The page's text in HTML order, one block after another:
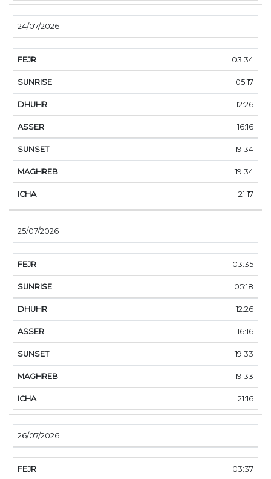
24/07/2026
03:34
05:17
12:26
16:16
19:34
19:34
21:17
25/07/2026
03:35
05:18
12:26
16:16
19:33
19:33
21:16
26/07/2026
03:37